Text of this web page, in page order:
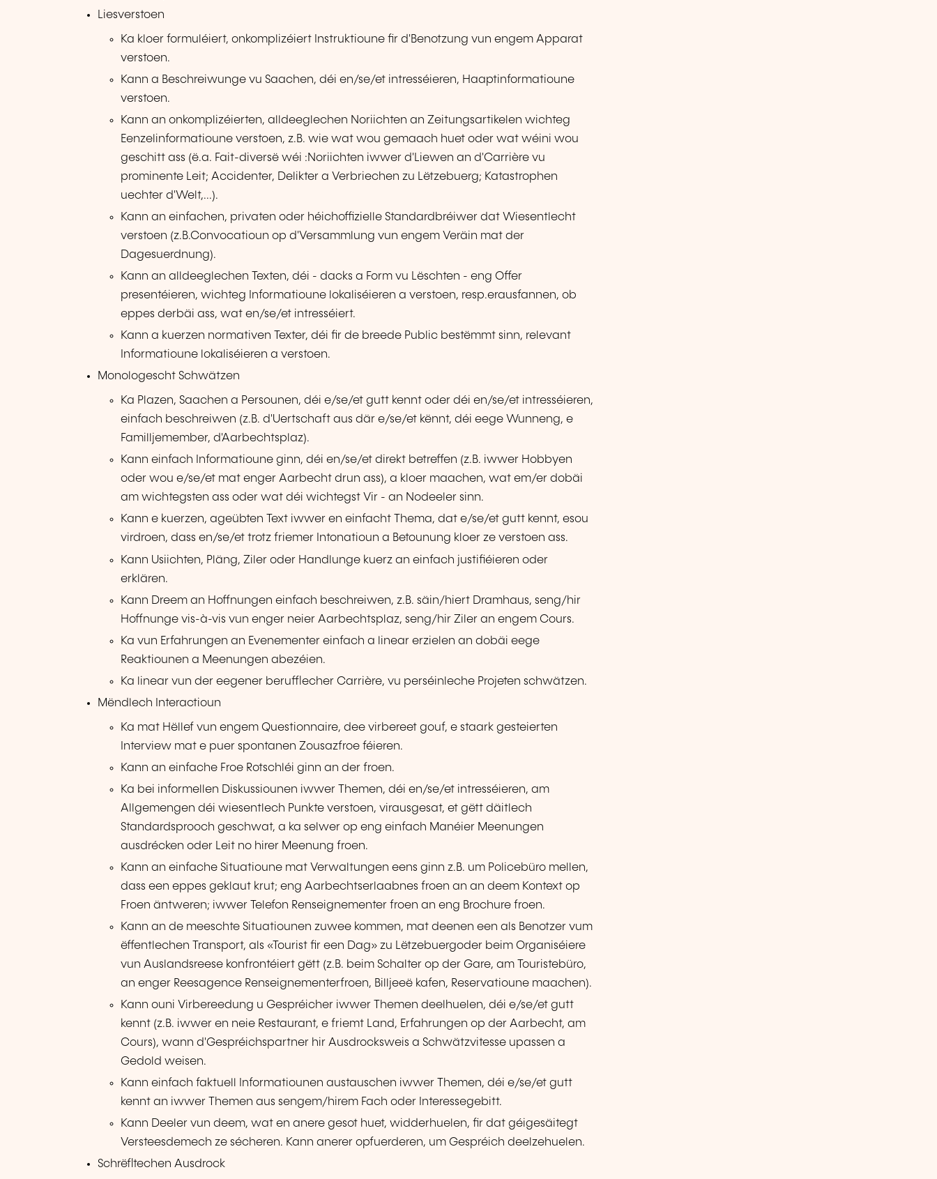
Liesverstoen
Ka kloer formuléiert, onkomplizéiert Instruktioune fir d'Benotzung vun engem Apparat
verstoen.
Kann a Beschreiwunge vu Saachen, déi en/se/et intresséieren, Haaptinformatioune
verstoen.
Kann an onkomplizéierten, alldeeglechen Noriichten an Zeitungsartikelen wichteg
Eenzelinformatioune verstoen, z.B. wie wat wou gemaach huet oder wat wéini wou
geschitt ass (ë.a. Fait-diversë wéi :Noriichten iwwer d'Liewen an d'Carrière vu
prominente Leit; Accidenter, Delikter a Verbriechen zu Lëtzebuerg; Katastrophen
uechter d'Welt,...).
Kann an einfachen, privaten oder héichoffizielle Standardbréiwer dat Wiesentlecht
verstoen (z.B.Convocatioun op d'Versammlung vun engem Veräin mat der
Dagesuerdnung).
Kann an alldeeglechen Texten, déi - dacks a Form vu Lëschten - eng Offer
presentéieren, wichteg Informatioune lokaliséieren a verstoen, resp.erausfannen, ob
eppes derbäi ass, wat en/se/et intresséiert.
Kann a kuerzen normativen Texter, déi fir de breede Public bestëmmt sinn, relevant
Informatioune lokaliséieren a verstoen.
Monologescht Schwätzen
Ka Plazen, Saachen a Persounen, déi e/se/et gutt kennt oder déi en/se/et intresséieren,
einfach beschreiwen (z.B. d'Uertschaft aus där e/se/et kënnt, déi eege Wunneng, e
Familljemember, d'Aarbechtsplaz).
Kann einfach Informatioune ginn, déi en/se/et direkt betreffen (z.B. iwwer Hobbyen
oder wou e/se/et mat enger Aarbecht drun ass), a kloer maachen, wat em/er dobäi
am wichtegsten ass oder wat déi wichtegst Vir - an Nodeeler sinn.
Kann e kuerzen, ageübten Text iwwer en einfacht Thema, dat e/se/et gutt kennt, esou
virdroen, dass en/se/et trotz friemer Intonatioun a Betounung kloer ze verstoen ass.
Kann Usiichten, Pläng, Ziler oder Handlunge kuerz an einfach justifiéieren oder
erklären.
Kann Dreem an Hoffnungen einfach beschreiwen, z.B. säin/hiert Dramhaus, seng/hir
Hoffnunge vis-à-vis vun enger neier Aarbechtsplaz, seng/hir Ziler an engem Cours.
Ka vun Erfahrungen an Evenementer einfach a linear erzielen an dobäi eege
Reaktiounen a Meenungen abezéien.
Ka linear vun der eegener berufflecher Carrière, vu perséinleche Projeten schwätzen.
Mëndlech Interactioun
Ka mat Hëllef vun engem Questionnaire, dee virbereet gouf, e staark gesteierten
Interview mat e puer spontanen Zousazfroe féieren.
Kann an einfache Froe Rotschléi ginn an der froen.
Ka bei informellen Diskussiounen iwwer Themen, déi en/se/et intresséieren, am
Allgemengen déi wiesentlech Punkte verstoen, virausgesat, et gëtt däitlech
Standardsprooch geschwat, a ka selwer op eng einfach Manéier Meenungen
ausdrécken oder Leit no hirer Meenung froen.
Kann an einfache Situatioune mat Verwaltungen eens ginn z.B. um Policebüro mellen,
dass een eppes geklaut krut; eng Aarbechtserlaabnes froen an an deem Kontext op
Froen äntweren; iwwer Telefon Renseignementer froen an eng Brochure froen.
Kann an de meeschte Situatiounen zuwee kommen, mat deenen een als Benotzer vum
ëffentlechen Transport, als «Tourist fir een Dag» zu Lëtzebuergoder beim Organiséiere
vun Auslandsreese konfrontéiert gëtt (z.B. beim Schalter op der Gare, am Touristebüro,
an enger Reesagence Renseignementerfroen, Billjeeë kafen, Reservatioune maachen).
Kann ouni Virbereedung u Gespréicher iwwer Themen deelhuelen, déi e/se/et gutt
kennt (z.B. iwwer en neie Restaurant, e friemt Land, Erfahrungen op der Aarbecht, am
Cours), wann d'Gespréichspartner hir Ausdrocksweis a Schwätzvitesse upassen a
Gedold weisen.
Kann einfach faktuell Informatiounen austauschen iwwer Themen, déi e/se/et gutt
kennt an iwwer Themen aus sengem/hirem Fach oder Interessegebitt.
Kann Deeler vun deem, wat en anere gesot huet, widderhuelen, fir dat géigesäitegt
Versteesdemech ze sécheren. Kann anerer opfuerderen, um Gespréich deelzehuelen.
Schrëfltechen Ausdrock